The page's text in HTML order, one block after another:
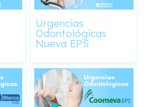
Urgencias
Odontológicas
Nueva EPS